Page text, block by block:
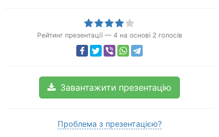
Рейтинг презентації — 4 на основі 2 голосів
Завантажити презентацію
Проблема з презентацією?